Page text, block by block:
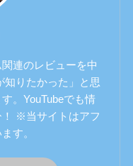
連のレビューを中
知りたかった」と思
。YouTubeでも情
！ ※当サイトはアフ
す。